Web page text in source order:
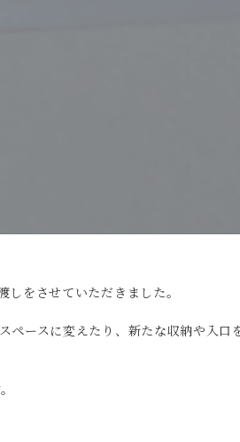
をさせていただきました。
ペースに変えたり、新たな収納や入口